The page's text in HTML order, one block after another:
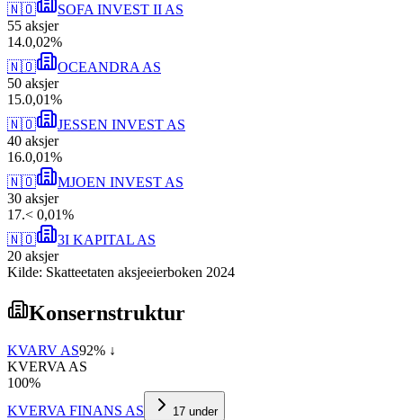
🇳🇴
SOFA INVEST II AS
55 aksjer
14.0,02%
🇳🇴
OCEANDRA AS
50 aksjer
15.0,01%
🇳🇴
JESSEN INVEST AS
40 aksjer
16.0,01%
🇳🇴
MJOEN INVEST AS
30 aksjer
17.< 0,01%
🇳🇴
3I KAPITAL AS
20 aksjer
Kilde: Skatteetaten aksjeeierboken 2024
Konsernstruktur
KVARV AS92% ↓
KVERVA AS
100%
KVERVA FINANS AS
17 under